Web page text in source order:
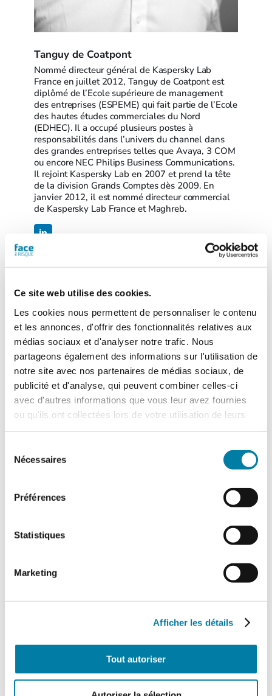
Ce site web utilise des cookies.
Les cookies nous permettent de personnaliser le contenu
et les annonces, d'offrir des fonctionnalités relatives aux
médias sociaux et d'analyser notre trafic. Nous
partageons également des informations sur l'utilisation de
notre site avec nos partenaires de médias sociaux, de
publicité et d'analyse, qui peuvent combiner celles-ci
avec d'autres informations que vous leur avez fournies
ou qu'ils ont collectées lors de votre utilisation de leurs
Nécessaires
Préférences
Statistiques
Marketing
Afficher les détails
Tout autoriser
Tanguy de Coatpont
Nommé directeur général de Kaspersky Lab
France en juillet 2012, Tanguy de Coatpont est
diplômé de l’Ecole supérieure de management
des entreprises (ESPEME) qui fait partie de l’Ecole
des hautes études commerciales du Nord
(EDHEC). Il a occupé plusieurs postes à
responsabilités dans l’univers du channel dans
des grandes entreprises telles que Avaya, 3 COM
ou encore NEC Philips Business Communications.
Il rejoint Kaspersky Lab en 2007 et prend la tête
de la division Grands Comptes dès 2009. En
janvier 2012, il est nommé directeur commercial
de Kaspersky Lab France et Maghreb.
Actualités
Le marché des gants de protection est
sur le plan de la fabrication que sur…